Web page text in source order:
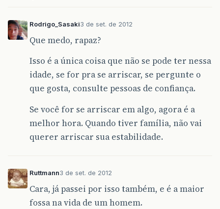
Rodrigo_Sasaki3 de set. de 2012
Que medo, rapaz?
Isso é a única coisa que não se pode ter nessa
idade, se for pra se arriscar, se pergunte o
que gosta, consulte pessoas de confiança.
Se você for se arriscar em algo, agora é a
melhor hora. Quando tiver família, não vai
querer arriscar sua estabilidade.
Ruttmann3 de set. de 2012
Cara, já passei por isso também, e é a maior
fossa na vida de um homem.